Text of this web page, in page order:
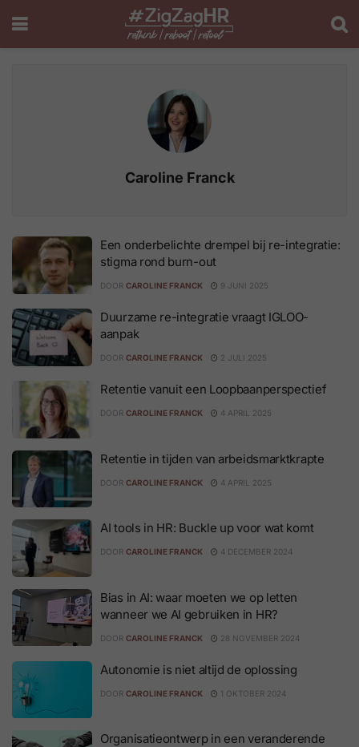
Caroline Franck
Een onderbelichte drempel bij re-integratie:
stigma rond burn-out
DOOR CAROLINE FRANCK 9 JUNI 2025
Duurzame re-integratie vraagt IGLOO-
aanpak
DOOR CAROLINE FRANCK 2 JULI 2025
Retentie vanuit een Loopbaanperspectief
DOOR CAROLINE FRANCK 4 APRIL 2025
Retentie in tijden van arbeidsmarktkrapte
DOOR CAROLINE FRANCK 4 APRIL 2025
AI tools in HR: Buckle up voor wat komt
DOOR CAROLINE FRANCK 4 DECEMBER 2024
Bias in AI: waar moeten we op letten
wanneer we AI gebruiken in HR?
DOOR CAROLINE FRANCK 28 NOVEMBER 2024
Autonomie is niet altijd de oplossing
DOOR CAROLINE FRANCK 1 OKTOBER 2024
Organisatieontwerp in een veranderende